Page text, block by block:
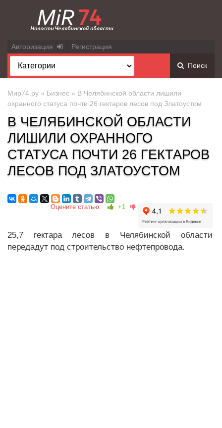
Авторизация Регистрация
Поиск
Мир74.ру » Бизнес » В Челябинской области лишили
охранного статуса почти 26 гектаров лесов под Златоустом
В ЧЕЛЯБИНСКОЙ ОБЛАСТИ
ЛИШИЛИ ОХРАННОГО
СТАТУСА ПОЧТИ 26 ГЕКТАРОВ
ЛЕСОВ ПОД ЗЛАТОУСТОМ
Оцените статью: +1
25,7 гектара лесов в Челябинской области
передадут под строительство нефтепровода.